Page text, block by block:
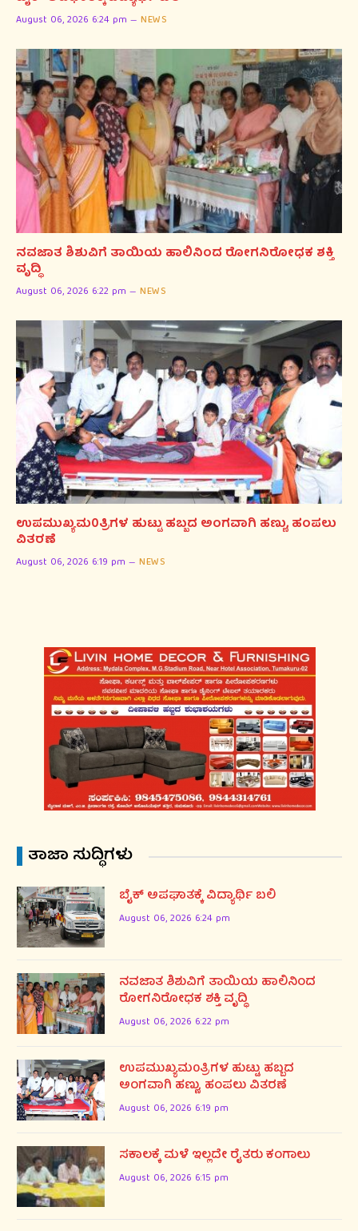
August 06, 2026 6:24 pm NEWS
ನವಜಾತ ಶಿಶುವಿಗೆ ತಾಯಿಯ ಹಾಲಿನಿಂದ ರೋಗನಿರೋಧಕ ಶಕ್ತಿ
ವೃದ್ಧಿ
August 06, 2026 6:22 pm NEWS
ಉಪಮುಖ್ಯಮ0ತ್ರಿಗಳ ಹುಟ್ಟು ಹಬ್ಬದ ಅಂಗವಾಗಿ ಹಣ್ಣು, ಹಂಪಲು
ವಿತರಣೆ
August 06, 2026 6:19 pm NEWS
ತಾಜಾ ಸುದ್ಧಿಗಳು
ಬೈಕ್ ಅಪಘಾತಕ್ಕೆ ವಿದ್ಯಾರ್ಥಿ ಬಲಿ
August 06, 2026 6:24 pm
ನವಜಾತ ಶಿಶುವಿಗೆ ತಾಯಿಯ ಹಾಲಿನಿಂದ
ರೋಗನಿರೋಧಕ ಶಕ್ತಿ ವೃದ್ಧಿ
August 06, 2026 6:22 pm
ಉಪಮುಖ್ಯಮ0ತ್ರಿಗಳ ಹುಟ್ಟು ಹಬ್ಬದ
ಅಂಗವಾಗಿ ಹಣ್ಣು, ಹಂಪಲು ವಿತರಣೆ
August 06, 2026 6:19 pm
ಸಕಾಲಕ್ಕೆ ಮಳೆ ಇಲ್ಲದೇ ರೈತರು ಕಂಗಾಲು
August 06, 2026 6:15 pm